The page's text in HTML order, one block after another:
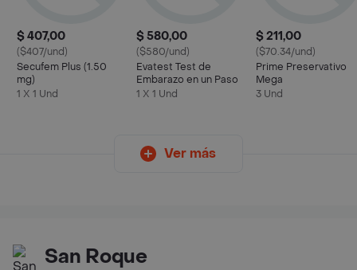
$ 407,00
($407/und)
Secufem Plus (1.50
mg)
1 X 1 Und
$ 580,00
($580/und)
Evatest Test de
Embarazo en un Paso
1 X 1 Und
$ 211,00
($70.34/und)
Prime Preservativo
Mega
3 Und
Ver más
San Roque